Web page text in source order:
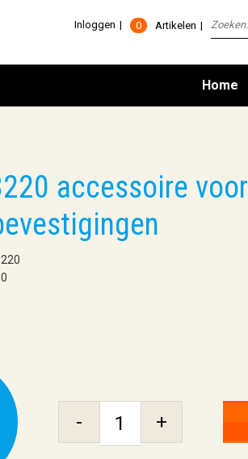
0 Artikelen
Inloggen
Home
accessoire voor
- +